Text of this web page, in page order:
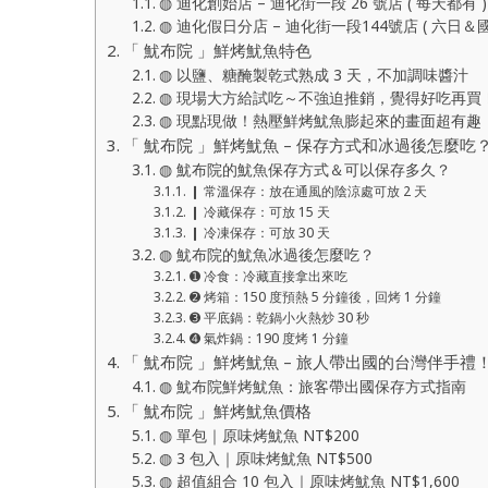
◍ 迪化假日分店 – 迪化街一段144號店 ( 六日＆
「 魷布院 」鮮烤魷魚特色
◍ 以鹽、糖醃製乾式熟成 3 天，不加調味醬汁
◍ 現場大方給試吃～不強迫推銷，覺得好吃再買
◍ 現點現做！熱壓鮮烤魷魚膨起來的畫面超有趣
「 魷布院 」鮮烤魷魚 – 保存方式和冰過後怎麼吃？
◍ 魷布院的魷魚保存方式＆可以保存多久？
❙ 常溫保存：放在通風的陰涼處可放 2 天
❙ 冷藏保存：可放 15 天
❙ 冷凍保存：可放 30 天
◍ 魷布院的魷魚冰過後怎麼吃？
➊ 冷食：冷藏直接拿出來吃
➋ 烤箱：150 度預熱 5 分鐘後，回烤 1 分鐘
➌ 平底鍋：乾鍋小火熱炒 30 秒
➍ 氣炸鍋：190 度烤 1 分鐘
「 魷布院 」鮮烤魷魚 – 旅人帶出國的台灣伴手禮！
◍ 魷布院鮮烤魷魚：旅客帶出國保存方式指南
「 魷布院 」鮮烤魷魚價格
◍ 單包｜原味烤魷魚 NT$200
◍ 3 包入｜原味烤魷魚 NT$500
◍ 超值組合 10 包入｜原味烤魷魚 NT$1,600